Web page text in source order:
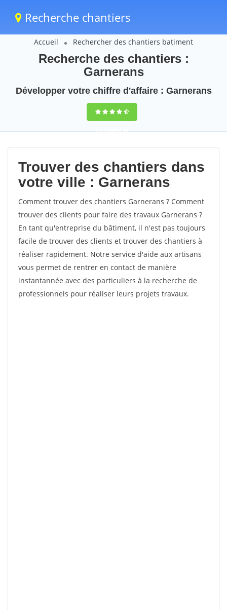
Recherche chantiers
Accueil Rechercher des chantiers batiment
Recherche des chantiers :
Garnerans
Développer votre chiffre d'affaire : Garnerans
9,5(100%)40
votes
Trouver des chantiers dans
votre ville : Garnerans
Comment trouver des chantiers Garnerans ? Comment
trouver des clients pour faire des travaux Garnerans ?
En tant qu'entreprise du bâtiment, il n'est pas toujours
facile de trouver des clients et trouver des chantiers à
réaliser rapidement. Notre service d'aide aux artisans
vous permet de rentrer en contact de manière
instantannée avec des particuliers à la recherche de
professionnels pour réaliser leurs projets travaux.